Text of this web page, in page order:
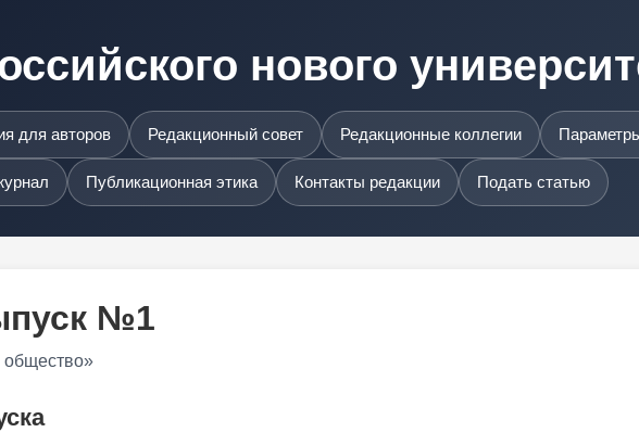
нового
для авторов Редакционный совет Редакционные коллегии
Публикационная этика Контакты редакции Подать статью
№1